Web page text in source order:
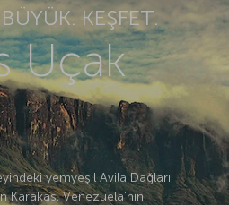
KEŞFET.
Uçak
yemyeşil Avila Dağları
Karakas, Venezuela’nın